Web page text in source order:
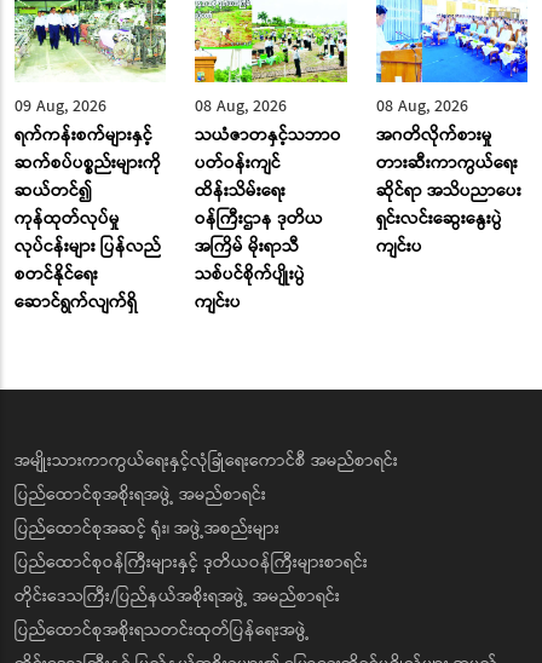
09 Aug, 2026
ရက်ကန်းစက်များနှင့်
ဆက်စပ်ပစ္စည်းများကို
ဆယ်တင်၍
ကုန်ထုတ်လုပ်မှု
လုပ်ငန်းများ ပြန်လည်
စတင်နိုင်ရေး
ဆောင်ရွက်လျက်ရှိ
08 Aug, 2026
သယံဇာတနှင့်သဘာဝ
ပတ်ဝန်းကျင်
ထိန်းသိမ်းရေး
ဝန်ကြီးဌာန ဒုတိယ
အကြိမ် မိုးရာသီ
သစ်ပင်စိုက်ပျိုးပွဲ
ကျင်းပ
08 Aug, 2026
အဂတိလိုက်စားမှု
တားဆီးကာကွယ်ရေး
ဆိုင်ရာ အသိပညာပေး
ရှင်းလင်းဆွေးနွေးပွဲ
ကျင်းပ
အမျိုးသားကာကွယ်ရေးနှင့်လုံခြုံရေးကောင်စီ အမည်စာရင်း
ပြည်ထောင်စုအစိုးရအဖွဲ့ အမည်စာရင်း
ပြည်ထောင်စုအဆင့် ရုံး၊ အဖွဲ့အစည်းများ
ပြည်ထောင်စုဝန်ကြီးများနှင့် ဒုတိယဝန်ကြီးများစာရင်း
တိုင်းဒေသကြီး/ပြည်နယ်အစိုးရအဖွဲ့ အမည်စာရင်း
ပြည်ထောင်စုအစိုးရသတင်းထုတ်ပြန်ရေးအဖွဲ့